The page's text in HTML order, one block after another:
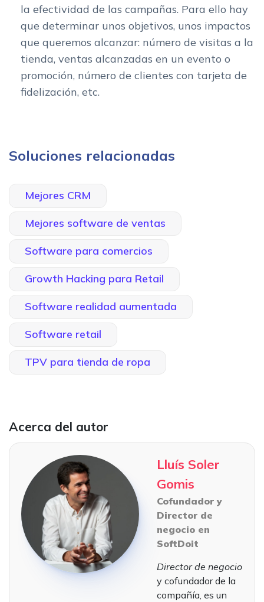
la efectividad de las campañas. Para ello hay
que determinar unos objetivos, unos impactos
que queremos alcanzar: número de visitas a la
tienda, ventas alcanzadas en un evento o
promoción, número de clientes con tarjeta de
fidelización, etc.
Soluciones relacionadas
Mejores CRM
Mejores software de ventas
Software para comercios
Growth Hacking para Retail
Software realidad aumentada
Software retail
TPV para tienda de ropa
Acerca del autor
Lluís Soler
Gomis
Cofundador y
Director de
negocio en
SoftDoit
Director de negocio
y cofundador de la
compañía, es un